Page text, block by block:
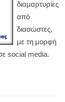
διαμαρτυρίες
από
διασώστες,
με τη μορφή
social media.